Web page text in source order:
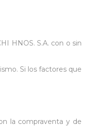
HNOS. S.A. con o sin
Si los factores que
la compraventa y de